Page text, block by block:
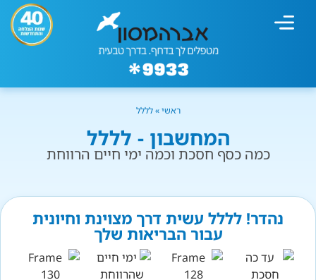
ראשי»לללל
המחשבון - לללל
כמה כסף חסכת וכמה ימי חיים הרווחת
נהדר! לללל עשית דרך מצוינת וחיונית
עבור הבריאות שלך